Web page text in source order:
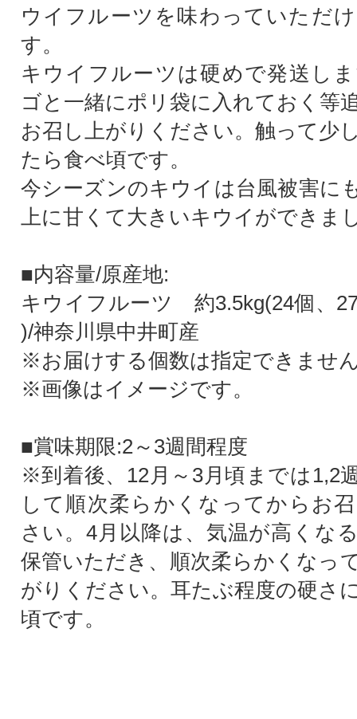
ウイフルーツを味わっていただ
す。
キウイフルーツは硬めで発送し
ゴと一緒にポリ袋に入れておく等
お召し上がりください。触って少
たら食べ頃です。
今シーズンのキウイは台風被害に
上に甘くて大きいキウイができま
■内容量/原産地:
キウイフルーツ 約3.5kg(24個、
)/神奈川県中井町産
※お届けする個数は指定できませ
※画像はイメージです。
■賞味期限:2～3週間程度
※到着後、12月～3月頃までは1,2
して順次柔らかくなってからお
さい。4月以降は、気温が高くな
保管いただき、順次柔らかくなっ
がりください。耳たぶ程度の硬さ
頃です。